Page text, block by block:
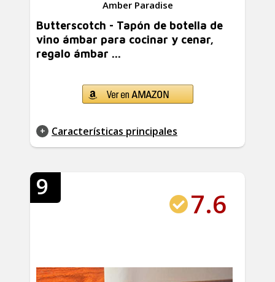
Amber Paradise
Butterscotch - Tapón de botella de
vino ámbar para cocinar y cenar,
regalo ámbar ...
Características principales
9
7.6